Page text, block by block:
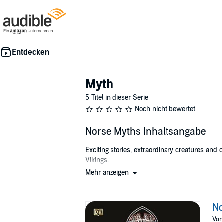
Myth
5 Titel in dieser Serie
Noch nicht bewertet
Norse Myths Inhaltsangabe
Exciting stories, extraordinary creatures
Vikings.
Listen to tales about Thor, the god of
Author: Matt Ralphs writes children's
Mehr anzeigen